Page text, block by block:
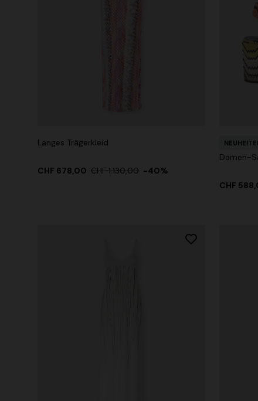
Langes Trägerkleid
CHF 678,00 CHF 1.130,00 -40%
Damen-
CHF